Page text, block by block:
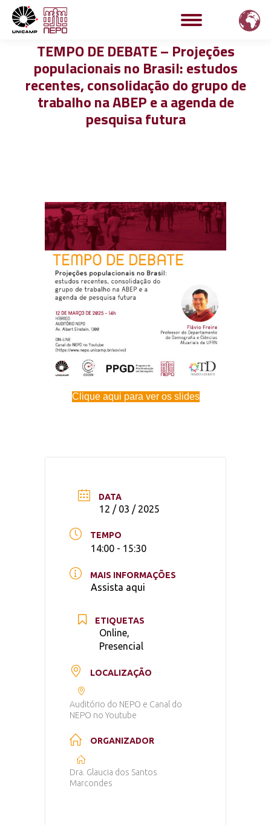
TEMPO DE DEBATE – Projeções
populacionais no Brasil: estudos
recentes, consolidação do grupo de
trabalho na ABEP e a agenda de
pesquisa futura
Clique aqui para ver os slides
DATA
12 / 03 / 2025
TEMPO
14:00 - 15:30
MAIS INFORMAÇÕES
Assista aqui
ETIQUETAS
Online,
Presencial
LOCALIZAÇÃO
Auditório do NEPO e Canal do
NEPO no Youtube
ORGANIZADOR
Dra. Glaucia dos Santos
Marcondes